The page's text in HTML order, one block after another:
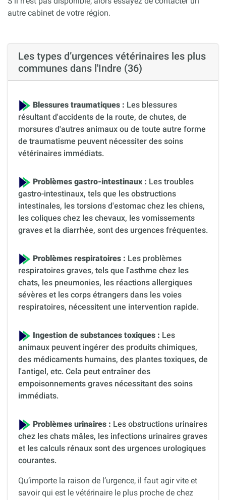
autre cabinet de votre région.
Les types d’urgences vétérinaires les plus
communes dans l'Indre (36)
Blessures traumatiques : Les blessures
résultant d'accidents de la route, de chutes, de
morsures d'autres animaux ou de toute autre forme
de traumatisme peuvent nécessiter des soins
vétérinaires immédiats.
Problèmes gastro-intestinaux : Les troubles
gastro-intestinaux, tels que les obstructions
intestinales, les torsions d'estomac chez les chiens,
les coliques chez les chevaux, les vomissements
graves et la diarrhée, sont des urgences fréquentes.
Problèmes respiratoires : Les problèmes
respiratoires graves, tels que l'asthme chez les
chats, les pneumonies, les réactions allergiques
sévères et les corps étrangers dans les voies
respiratoires, nécessitent une intervention rapide.
Ingestion de substances toxiques : Les
animaux peuvent ingérer des produits chimiques,
des médicaments humains, des plantes toxiques, de
l'antigel, etc. Cela peut entraîner des
empoisonnements graves nécessitant des soins
immédiats.
Problèmes urinaires : Les obstructions urinaires
chez les chats mâles, les infections urinaires graves
et les calculs rénaux sont des urgences urologiques
courantes.
Qu’importe la raison de l’urgence, il faut agir vite et
savoir qui est le vétérinaire le plus proche de chez